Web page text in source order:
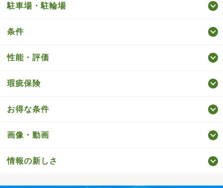
駐車場・駐輪場
条件
性能・評価
瑕疵保険
お得な条件
画像・動画
情報の新しさ